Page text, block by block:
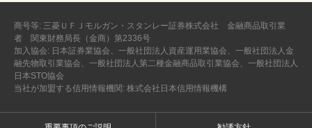
商号等: 三菱ＵＦＪモルガン・スタンレー証券株式会社 金融商品取引業
者 関東財務局長（金商）第2336号
加入協会: 日本証券業協会、一般社団法人資産運用業協会、一般社団法人金
融先物取引業協会、一般社団法人第二種金融商品取引業協会、一般社団法人
日本STO協会
当社が加盟する信用情報機関: 株式会社日本信用情報機構